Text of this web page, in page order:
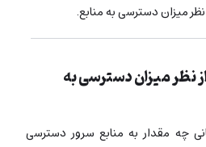
میزان دسترسی به منابع.
نظر میزان دسترسی به
چه مقدار به منابع سرور دسترسی